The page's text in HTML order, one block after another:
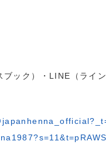
ック）・LINE（ライン